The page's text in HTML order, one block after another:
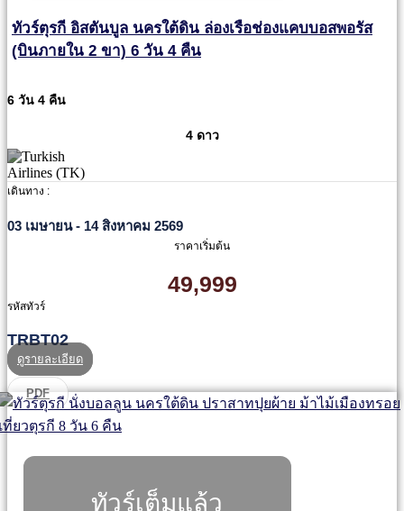
ทัวร์ตุรกี อิสตันบูล นครใต้ดิน ล่องเรือช่องแคบบอสพอรัส
(บินภายใน 2 ขา) 6 วัน 4 คืน
6 วัน 4 คืน
4 ดาว
เดินทาง :
03 เมษายน - 14 สิงหาคม 2569
ราคาเริ่มต้น
49,999
รหัสทัวร์
TRBT02
ดูรายละเอียด
PDF
ทัวร์เต็มแล้ว